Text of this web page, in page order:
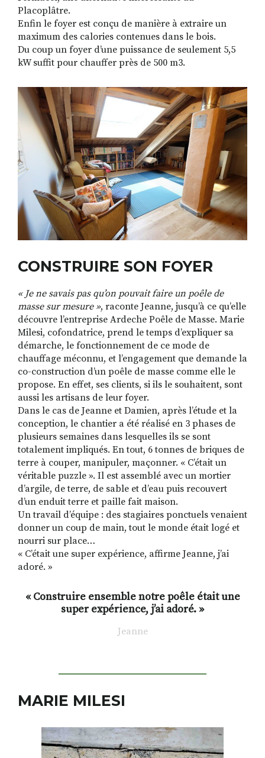
Placoplâtre.
Enfin le foyer est conçu de manière à extraire un
maximum des calories contenues dans le bois.
Du coup un foyer d’une puissance de seulement 5,5
kW suffit pour chauffer près de 500 m3.
CONSTRUIRE SON FOYER
« Je ne savais pas qu’on pouvait faire un poêle de
masse sur mesure », raconte Jeanne, jusqu’à ce qu’elle
découvre l’entreprise Ardeche Poêle de Masse. Marie
Milesi, cofondatrice, prend le temps d’expliquer sa
démarche, le fonctionnement de ce mode de
chauffage méconnu, et l’engagement que demande la
co-construction d’un poêle de masse comme elle le
propose. En effet, ses clients, si ils le souhaitent, sont
aussi les artisans de leur foyer.
Dans le cas de Jeanne et Damien, après l’étude et la
conception, le chantier a été réalisé en 3 phases de
plusieurs semaines dans lesquelles ils se sont
totalement impliqués. En tout, 6 tonnes de briques de
terre à couper, manipuler, maçonner. « C’était un
véritable puzzle ». Il est assemblé avec un mortier
d’argile, de terre, de sable et d’eau puis recouvert
d’un enduit terre et paille fait maison.
Un travail d’équipe : des stagiaires ponctuels venaient
donner un coup de main, tout le monde était logé et
nourri sur place…
« C’était une super expérience, affirme Jeanne, j’ai
adoré. »
« Construire ensemble notre poêle était une
super expérience, j’ai adoré. »
Jeanne
MARIE MILESI